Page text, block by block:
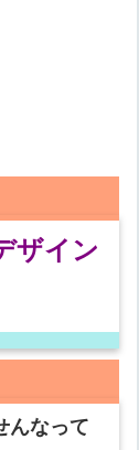
ザイン
んなって